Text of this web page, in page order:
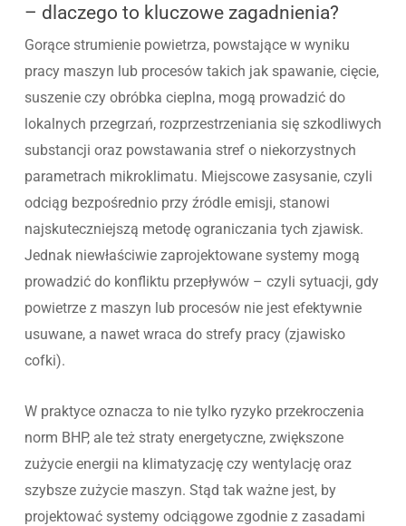
– dlaczego to kluczowe zagadnienia?
Gorące strumienie powietrza, powstające w wyniku
pracy maszyn lub procesów takich jak spawanie, cięcie,
suszenie czy obróbka cieplna, mogą prowadzić do
lokalnych przegrzań, rozprzestrzeniania się szkodliwych
substancji oraz powstawania stref o niekorzystnych
parametrach mikroklimatu. Miejscowe zasysanie, czyli
odciąg bezpośrednio przy źródle emisji, stanowi
najskuteczniejszą metodę ograniczania tych zjawisk.
Jednak niewłaściwie zaprojektowane systemy mogą
prowadzić do konfliktu przepływów – czyli sytuacji, gdy
powietrze z maszyn lub procesów nie jest efektywnie
usuwane, a nawet wraca do strefy pracy (zjawisko
cofki).
W praktyce oznacza to nie tylko ryzyko przekroczenia
norm BHP, ale też straty energetyczne, zwiększone
zużycie energii na klimatyzację czy wentylację oraz
szybsze zużycie maszyn. Stąd tak ważne jest, by
projektować systemy odciągowe zgodnie z zasadami